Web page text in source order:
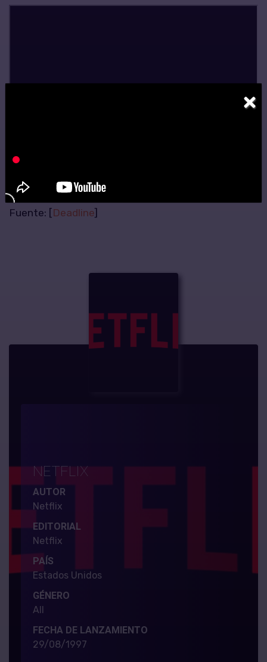
×
Fuente: [ Deadline
NETFLIX
AUTOR
Netflix
EDITORIAL
Netflix
PAÍS
Estados Unidos
GÉNERO
All
FECHA DE LANZAMIENTO
29/08/1997